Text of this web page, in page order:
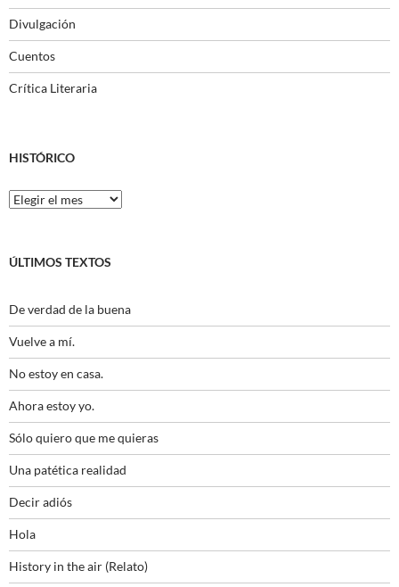
Divulgación
Cuentos
Crítica Literaria
HISTÓRICO
Histórico
ÚLTIMOS TEXTOS
De verdad de la buena
Vuelve a mí.
No estoy en casa.
Ahora estoy yo.
Sólo quiero que me quieras
Una patética realidad
Decir adiós
Hola
History in the air (Relato)